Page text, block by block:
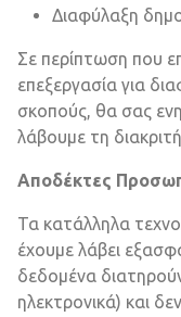
Διαφύλαξη
Σε περίπτωση που
επεξεργασία για
σκοπούς, θα σας
λάβουμε τη
Αποδέκτες
Τα κατάλληλα
έχουμε λάβει
δεδομένα
ηλεκτρονικά) και